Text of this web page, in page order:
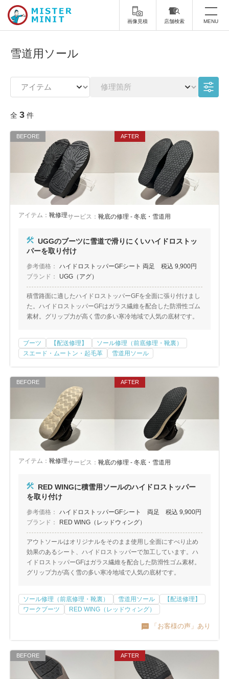
画像見積 店舗検索 MENU
スーツケース修理
スニーカー修理 靴磨き
カバンの修理 時計修理・電池交換
合鍵の作製
店舗を探す
オンライン修理見積もりサービス（配送修理）
よくあるご質問
採用情報
雪道用ソール
全 3 件
アイテム： 靴修理サービス： 靴底の修理 - 冬底・雪道用
UGGのブーツに雪道で滑りにくいハイドロストッ
パーを取り付け
参考価格：
ハイドロストッパーGFシート 両足 税込 9,900円
ブランド：
UGG（アグ）
積雪路面に適したハイドロストッパーGFを全面に張り付けまし
た。ハイドロストッパーGFはガラス繊維を配合した防滑性ゴム
素材。グリップ力が高く雪の多い寒冷地域で人気の底材です。
ブーツ 【配送修理】
ソール修理（前底修理・靴裏）
スエード・ムートン・起毛革
雪道用ソール
アイテム： 靴修理サービス： 靴底の修理 - 冬底・雪道用
RED WINGに積雪用ソールのハイドロストッパー
を取り付け
参考価格：
ハイドロストッパーGFシート 両足 税込 9,900円
ブランド：
RED WING（レッドウィング）
アウトソールはオリジナルをそのまま使用し全面にすべり止め
効果のあるシート、ハイドロストッパーで加工しています。ハ
イドロストッパーGFはガラス繊維を配合した防滑性ゴム素材。
グリップ力が高く雪の多い寒冷地域で人気の底材です。
ソール修理（前底修理・靴裏） 雪道用ソール
【配送修理】
ワークブーツ
RED WING（レッドウィング）
「お客様の声」あり